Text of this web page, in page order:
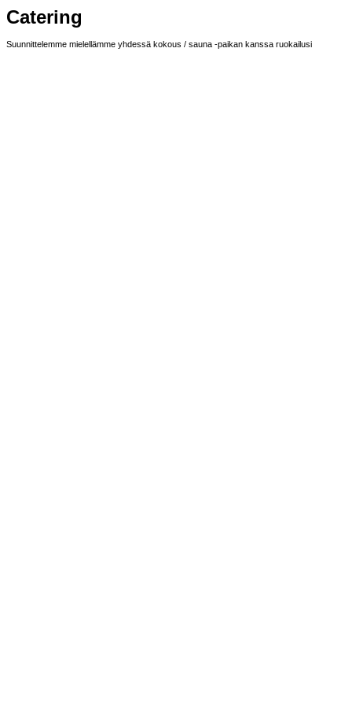
Catering
Suunnittelemme mielellämme yhdessä kokous / sauna -paikan kanssa ruokailusi